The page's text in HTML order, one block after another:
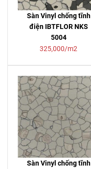
Sàn Vinyl chống tĩnh
điện IBTFLOR NKS
5004
325,000/m2
Sàn Vinyl chống tĩnh